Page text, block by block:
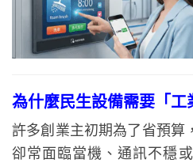
為什麼民生設備需要「工
許多創業主初期為了省預算
卻常面臨當機、通訊不穩